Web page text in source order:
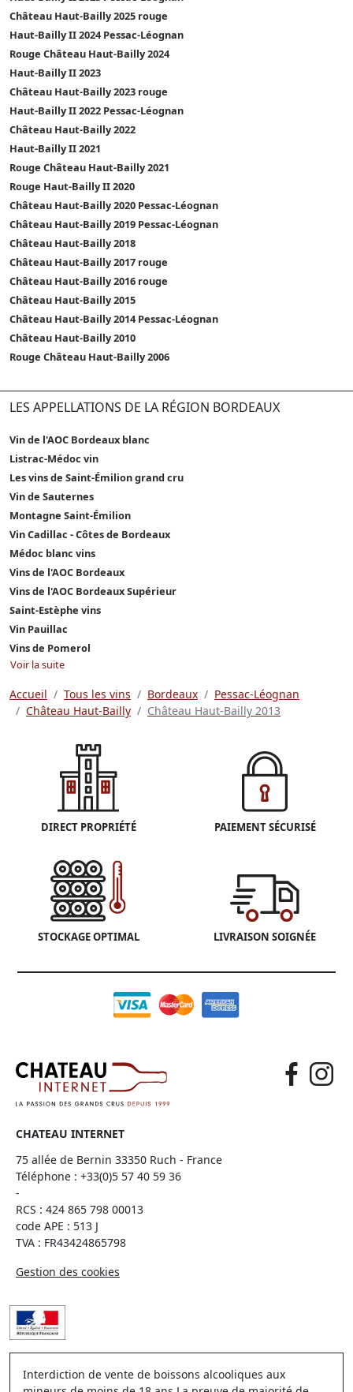
Château Haut-Bailly 2025 rouge
Haut-Bailly II 2024 Pessac-Léognan
Rouge Château Haut-Bailly 2024
Haut-Bailly II 2023
Château Haut-Bailly 2023 rouge
Haut-Bailly II 2022 Pessac-Léognan
Château Haut-Bailly 2022
Haut-Bailly II 2021
Rouge Château Haut-Bailly 2021
Rouge Haut-Bailly II 2020
Château Haut-Bailly 2020 Pessac-Léognan
Château Haut-Bailly 2019 Pessac-Léognan
Château Haut-Bailly 2018
Château Haut-Bailly 2017 rouge
Château Haut-Bailly 2016 rouge
Château Haut-Bailly 2015
Château Haut-Bailly 2014 Pessac-Léognan
Château Haut-Bailly 2010
Rouge Château Haut-Bailly 2006
LES APPELLATIONS DE LA RÉGION BORDEAUX
Vin de l'AOC Bordeaux blanc
Listrac-Médoc vin
Les vins de Saint-Émilion grand cru
Vin de Sauternes
Montagne Saint-Émilion
Vin Cadillac - Côtes de Bordeaux
Médoc blanc vins
Vins de l'AOC Bordeaux
Vins de l'AOC Bordeaux Supérieur
Saint-Estèphe vins
Vin Pauillac
Vins de Pomerol
Voir la suite
Accueil Tous les vins Bordeaux
Pessac-Léognan
Château Haut-Bailly
Château Haut-Bailly 2013
DIRECT PROPRIÉTÉ PAIEMENT SÉCURISÉ
STOCKAGE OPTIMAL LIVRAISON SOIGNÉE
CHATEAU INTERNET
75 allée de Bernin 33350 Ruch - France
Téléphone : +33(0)5 57 40 59 36
-
RCS : 424 865 798 00013
code APE : 513 J
TVA : FR43424865798
Gestion des cookies
Interdiction de vente de boissons alcooliques aux